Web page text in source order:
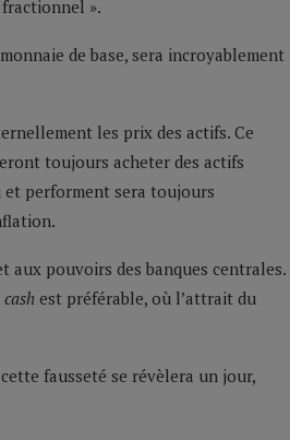
».
de base, sera incroyablement
les prix des actifs. Ce
toujours acheter des actifs
et performent sera toujours
aux pouvoirs des banques centrales.
cash est préférable, où l’attrait du
fausseté se révèlera un jour,